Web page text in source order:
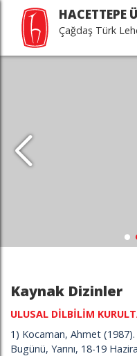
HACETTEPE
Çağdaş Türk
Kaynak Dizinler
ULUSAL DİLBİLİM
1) Kocaman, Ahmet
Bugünü, Yarını, 18-19